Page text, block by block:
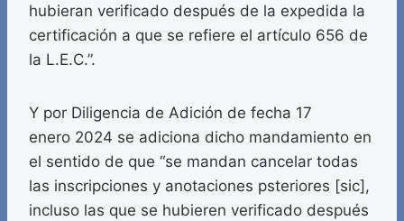
hubieran verificado después de la expedida la
certificación a que se refiere el artículo 656 de
la L.E.C.”.
Y por Diligencia de Adición de fecha 17
enero 2024 se adiciona dicho mandamiento en
el sentido de que “se mandan cancelar todas
las inscripciones y anotaciones psteriores [sic],
incluso las que se hubieren verificado después